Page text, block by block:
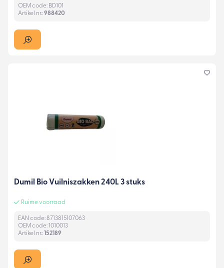
OEM code: BD101
Artikel nr.:988420
Dumil Bio Vuilniszakken 240L 3 stuks
Ruime voorraad
EAN code: 8713815107063
OEM code: 1010013
Artikel nr.:152189